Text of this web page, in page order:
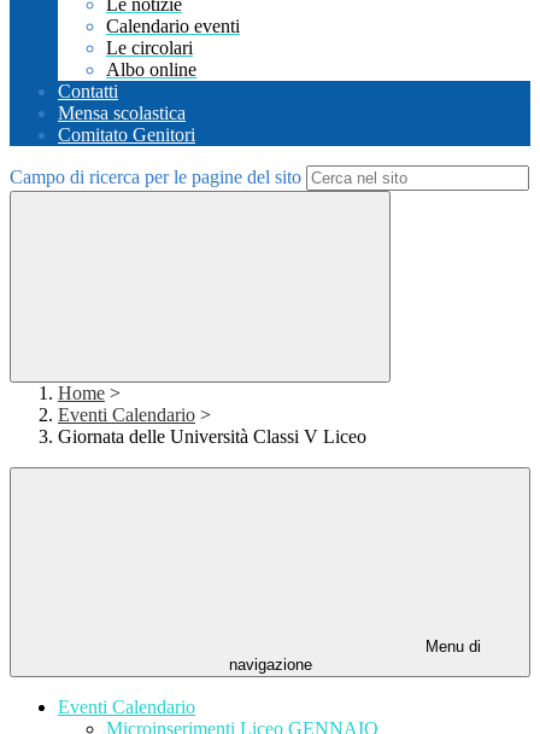
Le notizie
Calendario eventi
Le circolari
Albo online
Contatti
Mensa scolastica
Comitato Genitori
Campo di ricerca per le pagine del sito
Home >
Eventi Calendario >
Giornata delle Università Classi V Liceo
Menu di
navigazione
Eventi Calendario
Microinserimenti Liceo GENNAIO